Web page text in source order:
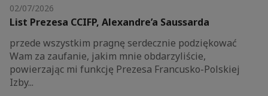
02/07/2026
List Prezesa CCIFP, Alexandre’a Saussarda
przede wszystkim pragnę serdecznie podziękować
Wam za zaufanie, jakim mnie obdarzyliście,
powierzając mi funkcję Prezesa Francusko-Polskiej
Izby...